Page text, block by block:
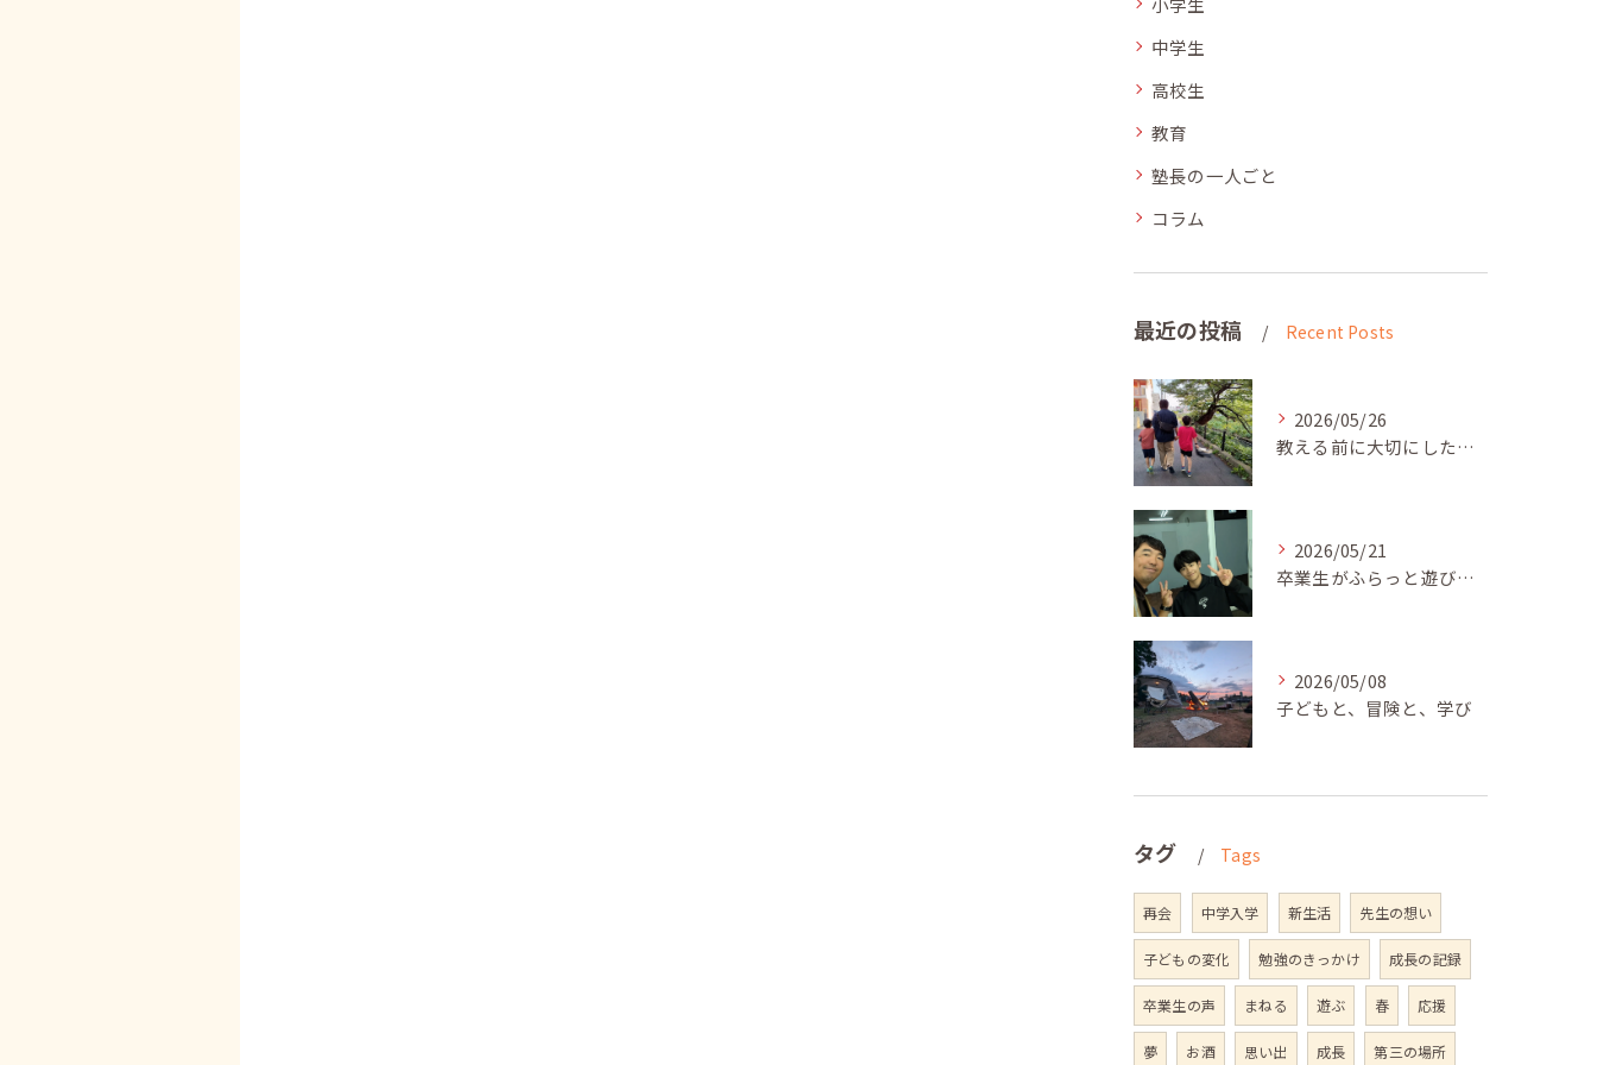
中学生
高校生
教育
塾長の一人ごと
コラム
最近の投稿 Recent Posts
2026/05/26
教える前に大切にしたいこと
2026/05/21
卒業生がふらっと遊びに来てくれました
2026/05/08
子どもと、冒険と、学び
タグ Tags
再会 中学入学 新生活 先生の想い
子どもの変化 勉強のきっかけ 成長の記録
卒業生の声 まねる 遊ぶ 春 応援
夢 お酒 思い出 成長 第三の場所